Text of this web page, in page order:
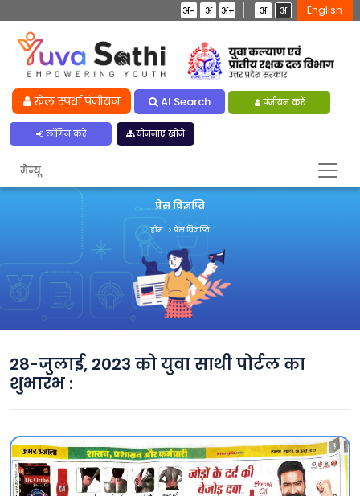
अ- अ अ+ अ अ English
खेल स्पर्धा पंजीयन AI Search पंजीयन करें
लॉगिन करें योजनाएं खोजें
मेन्यू
प्रेस विज्ञप्ति
होम प्रेस विज्ञप्ति
28-जुलाई, 2023 को युवा साथी पोर्टल का
शुभारंभ :